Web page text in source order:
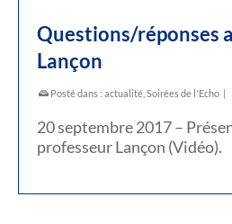
Questions/réponses
Lançon
Posté dans : actualité Soirées de l'Echo
20 septembre 2017 –
professeur Lançon (Vidéo).